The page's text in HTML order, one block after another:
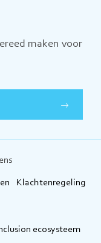
maken voor
Klachtenregeling
ecosysteem